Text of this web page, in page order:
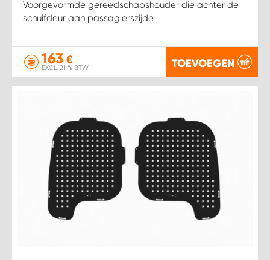
Voorgevormde gereedschapshouder die achter de
schuifdeur aan passagierszijde.
163 €
EXCL. 21 % BTW TOEVOEGEN